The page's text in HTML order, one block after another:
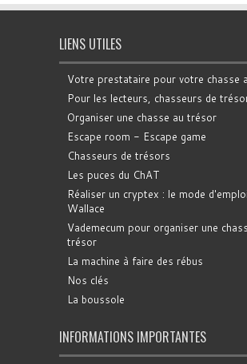
LIENS UTILES
Votre prestataire pour votre chasse
Pour les lecteurs, chasseurs de
Organiser une chasse au trésor
Escape room - Escape game
Chasseurs de trésors
Les puces du ChAT
Réaliser un cryptex : le mode
Wallace
Vademecum pour organiser une
trésor
La machine à faire des rébus
Nos clés
La boussole
INFORMATIONS IMPORTANTES